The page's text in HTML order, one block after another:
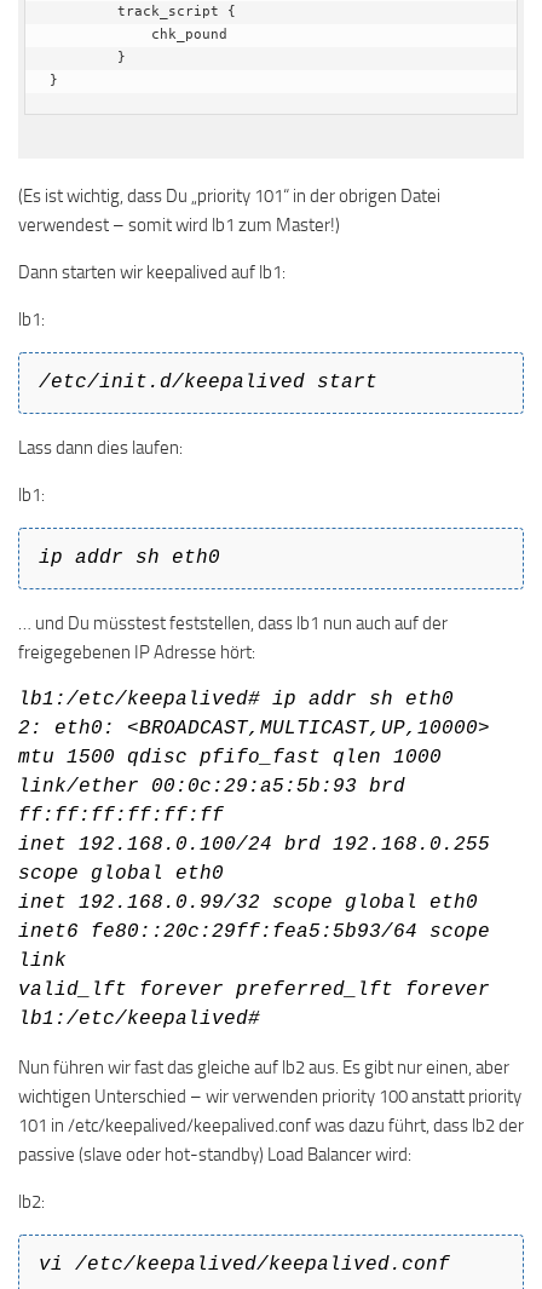
}
(Es ist wichtig, dass Du „priority 101“ in der obrigen Datei
verwendest – somit wird lb1 zum Master!)
Dann starten wir keepalived auf lb1:
lb1:
/etc/init.d/keepalived start
Lass dann dies laufen:
lb1:
ip addr sh eth0
… und Du müsstest feststellen, dass lb1 nun auch auf der
freigegebenen IP Adresse hört:
lb1:/etc/keepalived# ip addr sh eth0
2: eth0: <BROADCAST,MULTICAST,UP,10000>
mtu 1500 qdisc pfifo_fast qlen 1000
link/ether 00:0c:29:a5:5b:93 brd
ff:ff:ff:ff:ff:ff
inet 192.168.0.100/24 brd 192.168.0.255
scope global eth0
inet 192.168.0.99/32 scope global eth0
inet6 fe80::20c:29ff:fea5:5b93/64 scope
link
valid_lft forever preferred_lft forever
lb1:/etc/keepalived#
Nun führen wir fast das gleiche auf lb2 aus. Es gibt nur einen, aber
wichtigen Unterschied – wir verwenden priority 100 anstatt priority
101 in /etc/keepalived/keepalived.conf was dazu führt, dass lb2 der
passive (slave oder hot-standby) Load Balancer wird:
lb2:
vi /etc/keepalived/keepalived.conf